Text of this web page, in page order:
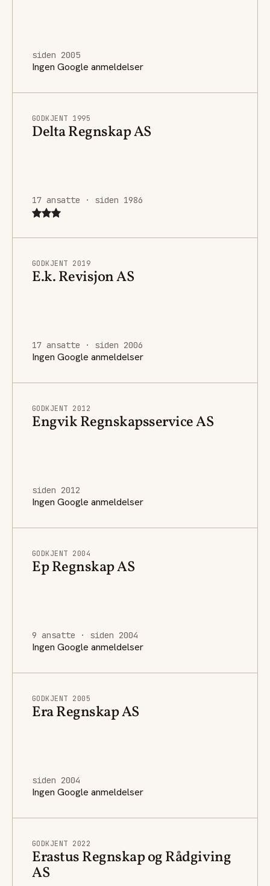
siden 2005
Ingen Google anmeldelser
GODKJENT 1995
Delta Regnskap AS
17 ansatte · siden 1986
GODKJENT 2019
E.k. Revisjon AS
17 ansatte · siden 2006
Ingen Google anmeldelser
GODKJENT 2012
Engvik Regnskapsservice AS
siden 2012
Ingen Google anmeldelser
GODKJENT 2004
Ep Regnskap AS
9 ansatte · siden 2004
Ingen Google anmeldelser
GODKJENT 2005
Era Regnskap AS
siden 2004
Ingen Google anmeldelser
GODKJENT 2022
Erastus Regnskap og Rådgiving
AS